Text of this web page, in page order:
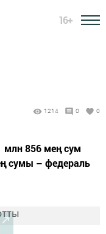
16+
1214 0 0
млн 856 мең сум
сумы – федераль